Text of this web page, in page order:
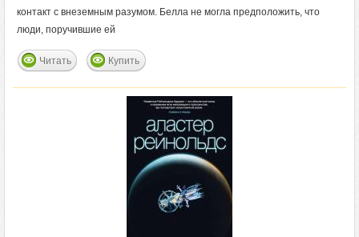
контакт с внеземным разумом. Белла не могла предположить, что
люди, поручившие ей
Читать Купить